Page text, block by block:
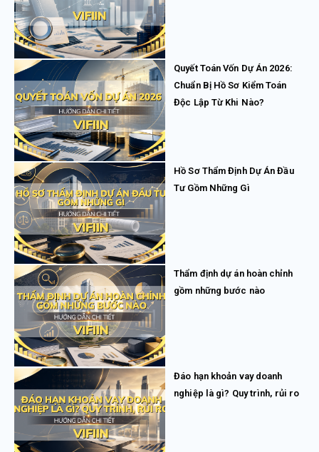
Quyết Toán Vốn Dự Án 2026:
Chuẩn Bị Hồ Sơ Kiểm Toán
Độc Lập Từ Khi Nào?
Hồ Sơ Thẩm Định Dự Án Đầu
Tư Gồm Những Gì
Thẩm định dự án hoàn chỉnh
gồm những bước nào
Đáo hạn khoản vay doanh
nghiệp là gì? Quy trình, rủi ro